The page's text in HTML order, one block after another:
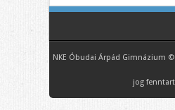
NKE Óbudai Árpád Gimnázium
jog